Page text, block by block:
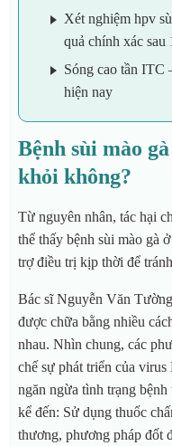
Xét nghiệm hpv
quả chính xác sau
Sóng cao tần ITC
hiện nay
Bệnh sùi mào
khỏi không?
Từ nguyên nhân, tác hại
thể thấy bệnh sùi mào gà
trợ điều trị kịp thời để
Bác sĩ Nguyễn Văn
được chữa bằng nhiều
nhau. Nhìn chung, các
chế sự phát triển của
ngăn ngừa tình trạng
kể đến: Sử dụng thuốc
thương, phương pháp đốt